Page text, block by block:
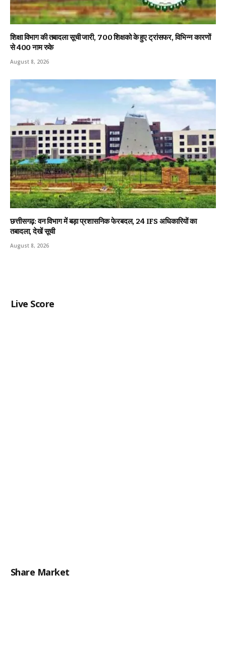
शिक्षा विभाग की तबादला सूची जारी, 700 शिक्षको के हुए ट्रांसफर, विभिन्न कारणों
से 400 नाम रुके
August 8, 2026
छत्तीसगढ़: वन विभाग में बड़ा प्रशासनिक फेरबदल, 24 IFS अधिकारियों का
तबादला, देखें सूची
August 8, 2026
Live Score
Share Market